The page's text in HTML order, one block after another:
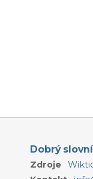
Dobrý
Zdroje